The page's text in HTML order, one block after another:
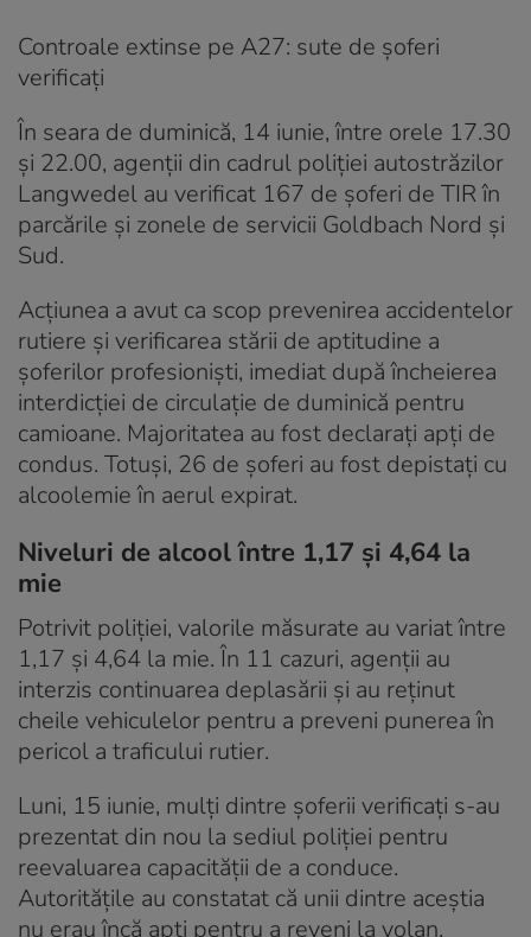
Controale extinse pe A27: sute de șoferi
verificați
În seara de duminică, 14 iunie, între orele 17.30
și 22.00, agenții din cadrul poliției autostrăzilor
Langwedel au verificat 167 de șoferi de TIR în
parcările și zonele de servicii Goldbach Nord și
Sud.
Acțiunea a avut ca scop prevenirea accidentelor
rutiere și verificarea stării de aptitudine a
șoferilor profesioniști, imediat după încheierea
interdicției de circulație de duminică pentru
camioane. Majoritatea au fost declarați apți de
condus. Totuși, 26 de șoferi au fost depistați cu
alcoolemie în aerul expirat.
Niveluri de alcool între 1,17 și 4,64 la
mie
Potrivit poliției, valorile măsurate au variat între
1,17 și 4,64 la mie. În 11 cazuri, agenții au
interzis continuarea deplasării și au reținut
cheile vehiculelor pentru a preveni punerea în
pericol a traficului rutier.
Luni, 15 iunie, mulți dintre șoferii verificați s-au
prezentat din nou la sediul poliției pentru
reevaluarea capacității de a conduce.
Autoritățile au constatat că unii dintre aceștia
nu erau încă apți pentru a reveni la volan,